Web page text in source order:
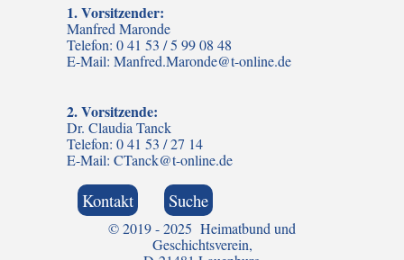
© 2019 - 2025 Heimatbund und
Geschichtsverein,
1. Vorsitzender:
Manfred Maronde
Telefon: 0 41 53 / 5 99 08 48
E-Mail: Manfred.Maronde@t-online.de
2. Vorsitzende:
Dr. Claudia Tanck
Telefon: 0 41 53 / 27 14
E-Mail: CTanck@t-online.de
Kontakt Suche